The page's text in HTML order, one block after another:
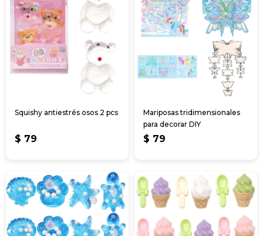
Squishy antiestrés osos 2 pcs
$ 79
Mariposas tridimensionales
para decorar DIY
$ 79